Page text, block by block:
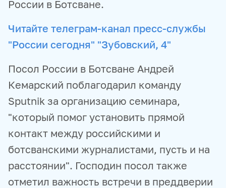
России в Ботсване.
Читайте телеграм-канал пресс-службы
"России сегодня" "Зубовский, 4"
Посол России в Ботсване Андрей
Кемарский поблагодарил команду
Sputnik за организацию семинара,
"который помог установить прямой
контакт между российскими и
ботсванскими журналистами, пусть и на
расстоянии". Господин посол также
отметил важность встречи в преддверии